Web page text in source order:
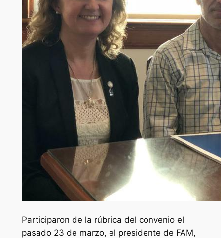
Participaron de la rúbrica del convenio el
pasado 23 de marzo, el presidente de FAM,